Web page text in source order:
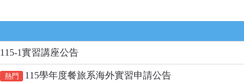
115-1實習講座公告
熱門 115學年度餐旅系海外實習申請公告